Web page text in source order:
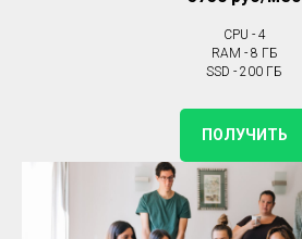
CPU - 4
RAM - 8 ГБ
SSD - 200 ГБ
ПОЛУЧИТЬ